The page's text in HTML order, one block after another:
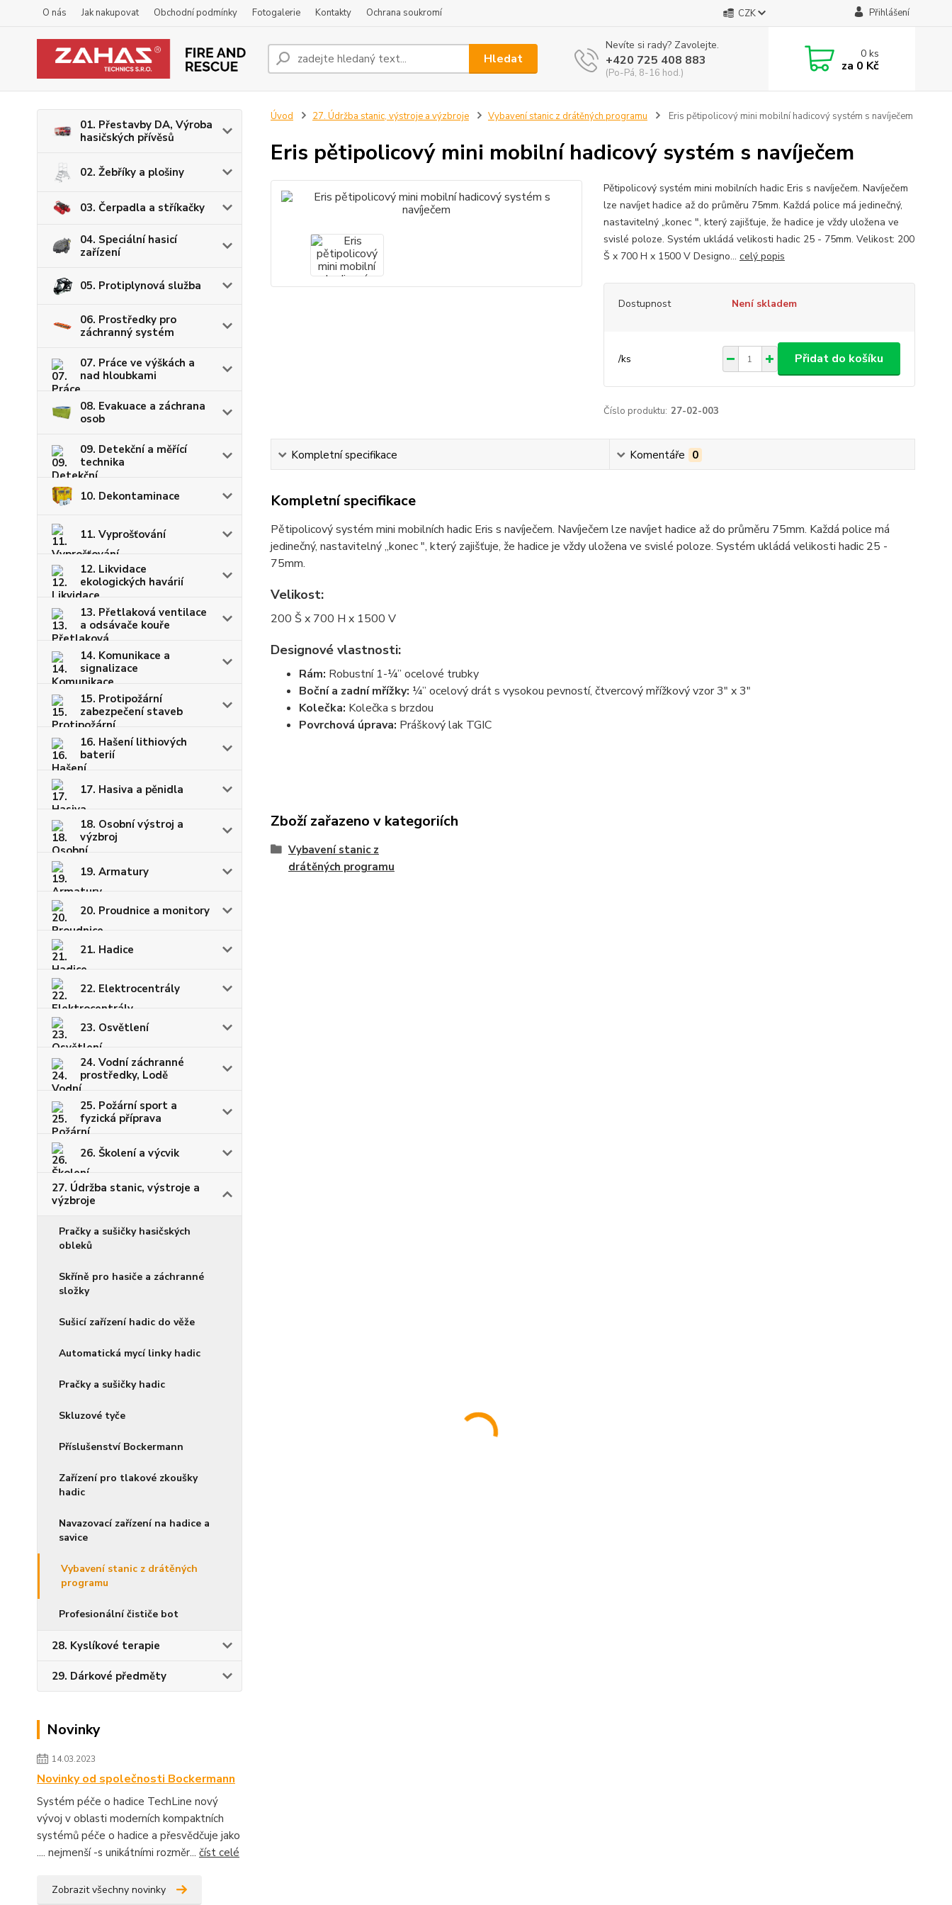
O nás Jak nakupovat Obchodní podmínky Fotogalerie Kontakty Ochrana soukromí CZK Přihlášení
Hledat
Nevíte si rady? Zavolejte.
+420 725 408 883
(Po-Pá, 8-16 hod.)
0ks
za 0 Kč
01. Přestavby DA, Výroba
hasičských přívěsů
02. Žebříky a plošiny
03. Čerpadla a stříkačky
04. Speciální hasicí
zařízení
05. Protiplynová služba
06. Prostředky pro
záchranný systém
07. Práce ve výškách a
nad hloubkami
08. Evakuace a záchrana
osob
09. Detekční a měřící
technika
10. Dekontaminace
11. Vyprošťování
12. Likvidace
ekologických havárií
13. Přetlaková ventilace
a odsávače kouře
14. Komunikace a
signalizace
15. Protipožární
zabezpečení staveb
16. Hašení lithiových
baterií
17. Hasiva a pěnidla
18. Osobní výstroj a
výzbroj
19. Armatury
20. Proudnice a monitory
21. Hadice
22. Elektrocentrály
23. Osvětlení
24. Vodní záchranné
prostředky, Lodě
25. Požární sport a
fyzická příprava
26. Školení a výcvik
27. Údržba stanic, výstroje a
výzbroje
Pračky a sušičky hasičských
obleků
Skříně pro hasiče a záchranné
složky
Sušicí zařízení hadic do věže
Automatická mycí linky hadic
Pračky a sušičky hadic
Skluzové tyče
Příslušenství Bockermann
Zařízení pro tlakové zkoušky
hadic
Navazovací zařízení na hadice a
savice
Vybavení stanic z drátěných
programu
Profesionální čističe bot
28. Kyslíkové terapie
29. Dárkové předměty
Novinky
14.03.2023
Novinky od společnosti Bockermann
Systém péče o hadice TechLine nový
vývoj v oblasti moderních kompaktních
systémů péče o hadice a přesvědčuje jako
.... nejmenší -s unikátními rozměr... číst celé
Zobrazit všechny novinky
Úvod 27. Údržba stanic, výstroje a výzbroje Vybavení stanic z drátěných programu Eris pětipolicový mini mobilní hadicový systém s navíječem
Eris pětipolicový mini mobilní hadicový systém s navíječem
Pětipolicový systém mini mobilních hadic Eris s navíječem. Navíječem
lze navíjet hadice až do průměru 75mm. Každá police má jedinečný,
nastavitelný „konec ", který zajišťuje, že hadice je vždy uložena ve
svislé poloze. Systém ukládá velikosti hadic 25 - 75mm. Velikost: 200
Š x 700 H x 1500 V Designo... celý popis
Dostupnost Není skladem
/ks Přidat do košíku
Číslo produktu: 27-02-003
Kompletní specifikace Komentáře 0
Kompletní specifikace
Pětipolicový systém mini mobilních hadic Eris s navíječem. Navíječem lze navíjet hadice až do průměru 75mm. Každá police má
jedinečný, nastavitelný „konec ", který zajišťuje, že hadice je vždy uložena ve svislé poloze. Systém ukládá velikosti hadic 25 -
75mm.
Velikost:
200 Š x 700 H x 1500 V
Designové vlastnosti:
Rám: Robustní 1-¼” ocelové trubky
Boční a zadní mřížky: ¼” ocelový drát s vysokou pevností, čtvercový mřížkový vzor 3″ x 3″
Kolečka: Kolečka s brzdou
Povrchová úprava: Práškový lak TGIC
Zboží zařazeno v kategoriích
Vybavení stanic z
drátěných programu